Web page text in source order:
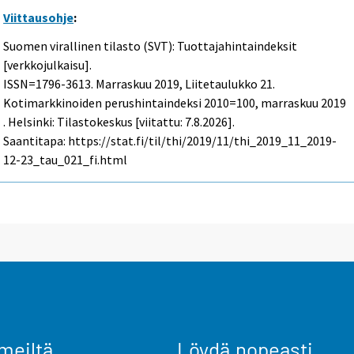
Viittausohje:
Suomen virallinen tilasto (SVT): Tuottajahintaindeksit
[verkkojulkaisu].
ISSN=1796-3613. Marraskuu 2019, Liitetaulukko 21.
Kotimarkkinoiden perushintaindeksi 2010=100, marraskuu 2019
. Helsinki: Tilastokeskus [viitattu: 7.8.2026].
Saantitapa: https://stat.fi/til/thi/2019/11/thi_2019_11_2019-
12-23_tau_021_fi.html
Löydä nopeasti